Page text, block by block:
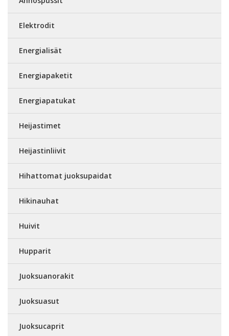
Elektrodit
Energialisät
Energiapaketit
Energiapatukat
Heijastimet
Heijastinliivit
Hihattomat juoksupaidat
Hikinauhat
Huivit
Hupparit
Juoksuanorakit
Juoksuasut
Juoksucaprit